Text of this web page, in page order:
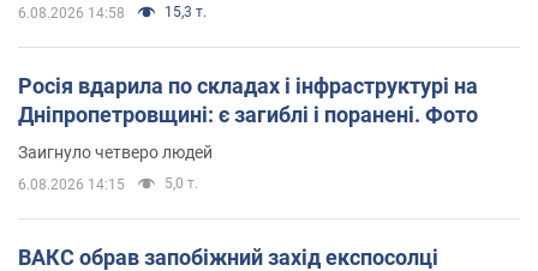
6.08.2026 14:58 15,3 т.
Росія вдарила по складах і інфраструктурі на
Дніпропетровщині: є загиблі і поранені. Фото
Заигнуло четверо людей
6.08.2026 14:15 5,0 т.
ВАКС обрав запобіжний захід експосолці